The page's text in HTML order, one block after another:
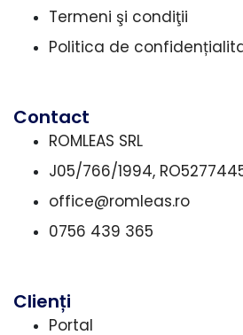
Termeni şi condiţii
Politica de
Contact
ROMLEAS SRL
J05/766/1994,
office@romleas.ro
0756 439 365
Clienți
Portal